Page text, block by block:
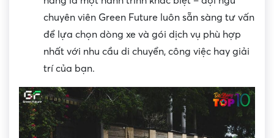
chuyên viên Green Future luôn sẵn sàng tư vấn
để lựa chọn dòng xe và gói dịch vụ phù hợp
nhất với nhu cầu di chuyển, công việc hay giải
trí của bạn.